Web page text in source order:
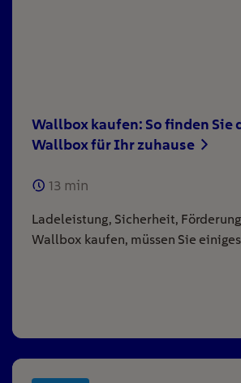
Wallbox kaufen: So finden Sie
Wallbox für Ihr zuhause
13 min
Ladeleistung, Sicherheit,
Wallbox kaufen, müssen Sie